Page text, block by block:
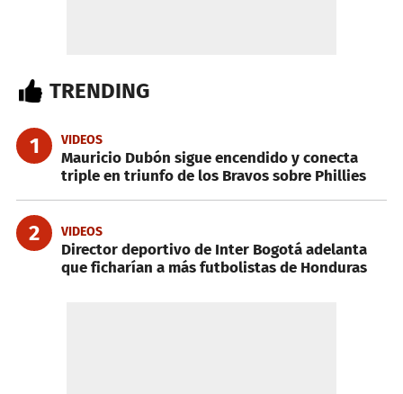
TRENDING
1 VIDEOS
Mauricio Dubón sigue encendido y conecta
triple en triunfo de los Bravos sobre Phillies
2 VIDEOS
Director deportivo de Inter Bogotá adelanta
que ficharían a más futbolistas de Honduras